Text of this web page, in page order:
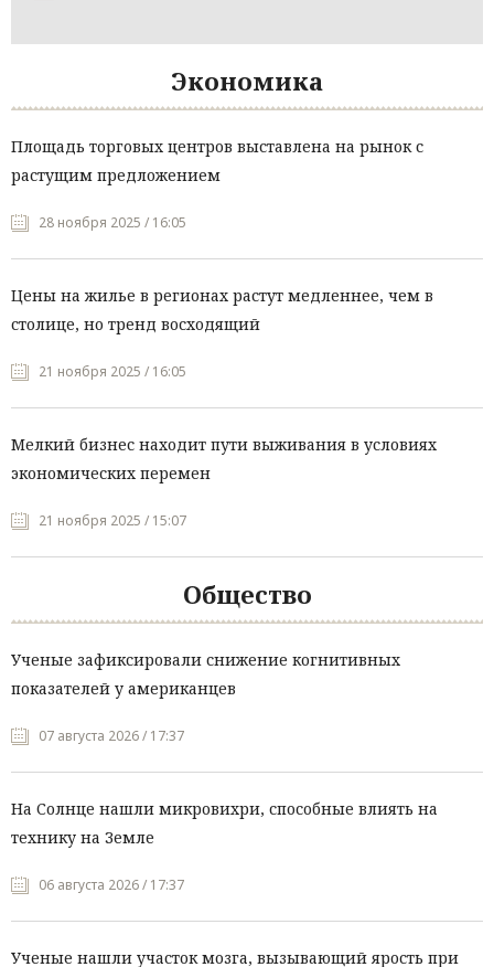
Экономика
Площадь торговых центров выставлена на рынок с
растущим предложением
28 ноября 2025 / 16:05
Цены на жилье в регионах растут медленнее, чем в
столице, но тренд восходящий
21 ноября 2025 / 16:05
Мелкий бизнес находит пути выживания в условиях
экономических перемен
21 ноября 2025 / 15:07
Общество
Ученые зафиксировали снижение когнитивных
показателей у американцев
07 августа 2026 / 17:37
На Солнце нашли микровихри, способные влиять на
технику на Земле
06 августа 2026 / 17:37
Ученые нашли участок мозга, вызывающий ярость при